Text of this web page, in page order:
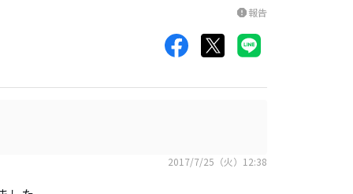
report報告
2017/7/25（火）12:38